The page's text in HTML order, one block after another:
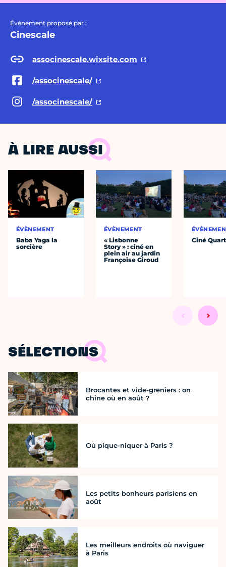
Évènement proposé par :
Cinescale
associnescale.wixsite.com
/associnescale/
/associnescale/
À LIRE AUSSI
ÉVÈNEMENT
Baba Yaga la
sorcière
ÉVÈNEMENT
« Lisbonne
Story » : ciné en
plein air au jardin
Françoise Giroud
Ciné
SÉLECTIONS
Brocantes et vide-greniers : on
chine où en août ?
Où pique-niquer à Paris ?
Les petits bonheurs parisiens en
août
Les meilleurs endroits où naviguer
à Paris